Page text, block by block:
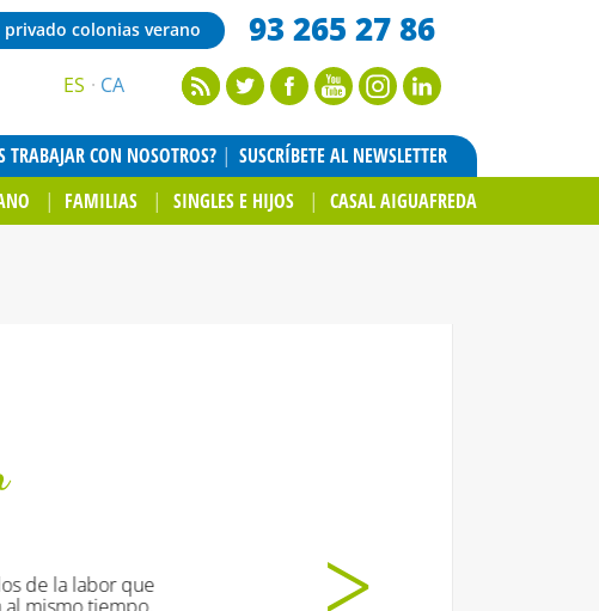
privado colonias verano 93 265 27 86
ES CA
TRABAJAR CON NOSOTROS?
SUSCRÍBETE AL NEWSLETTER
FAMILIAS SINGLES E HIJOS CASAL AIGUAFREDA
provechosas. ¡Han disfrutado muuuucho!